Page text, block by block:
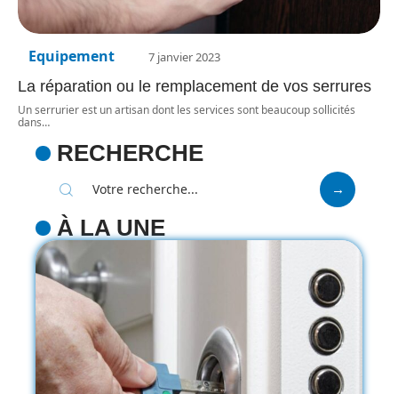
Equipement 7 janvier 2023
La réparation ou le remplacement de vos serrures
Un serrurier est un artisan dont les services sont beaucoup sollicités
dans…
RECHERCHE
À LA UNE